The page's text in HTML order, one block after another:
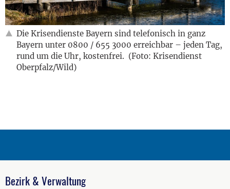
Die Krisendienste Bayern sind telefonisch in ganz
Bayern unter 0800 / 655 3000 erreichbar – jeden Tag,
rund um die Uhr, kostenfrei. (Foto: Krisendienst
Oberpfalz/Wild)
Bezirk & Verwaltung